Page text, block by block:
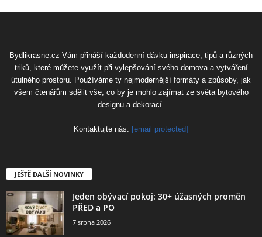
Bydlikrasne.cz Vám přináší každodenní dávku inspirace, tipů a různých
triků, které můžete využít při vylepšování svého domova a vytváření
útulného prostoru. Používáme ty nejmodernější formáty a způsoby, jak
všem čtenářům sdělit vše, co by je mohlo zajímat ze světa bytového
designu a dekorací.
Kontaktujte nás: [email protected]
JEŠTĚ DALŠÍ NOVINKY
Jeden obývací pokoj: 30+ úžasných proměn
PŘED a PO
7 srpna 2026